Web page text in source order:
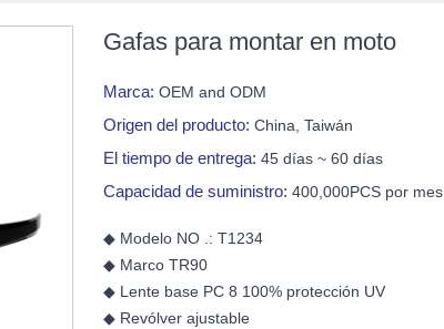
Gafas para montar en moto
Marca:OEM and ODM
Origen del producto:China, Taiwán
El tiempo de entrega:45 días ~ 60 días
Capacidad de suministro:400,000PCS por mes
◆ Modelo NO .: T1234
◆ Marco TR90
◆ Lente base PC 8 100% protección UV
◆ Revólver ajustable